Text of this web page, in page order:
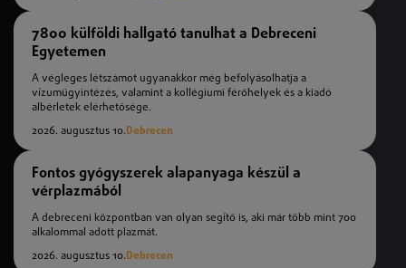
7800 külföldi hallgató tanulhat a Debreceni
Egyetemen
A végleges létszámot ugyanakkor még befolyásolhatja a
vízumügyintézés, valamint a kollégiumi férőhelyek és a kiadó
albérletek elérhetősége.
2026. augusztus 10.Debrecen
Fontos gyógyszerek alapanyaga készül a
vérplazmából
A debreceni központban van olyan segítő is, aki már több mint 700
alkalommal adott plazmát.
2026. augusztus 10.Debrecen